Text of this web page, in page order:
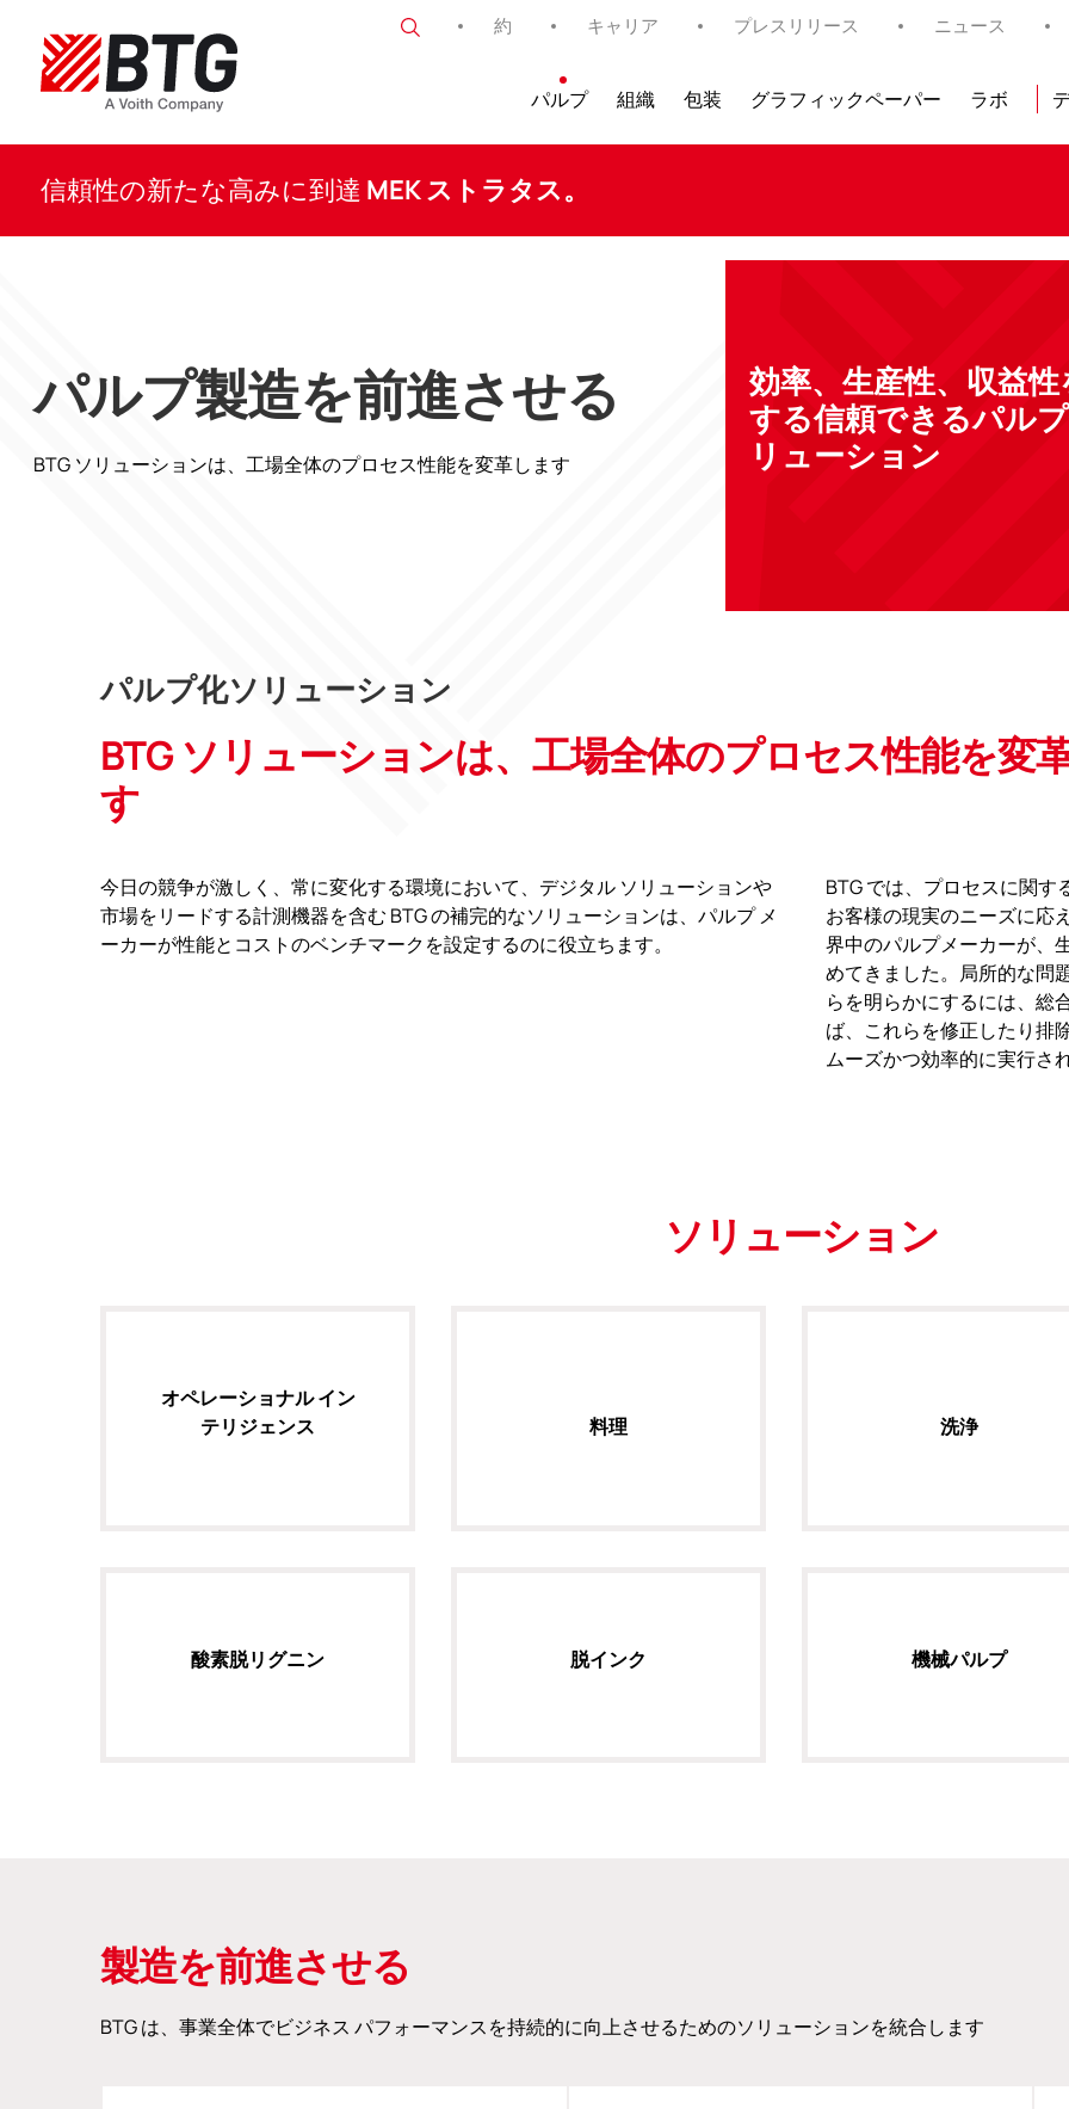
ッ
約 キャリア プレスリリース ニュース
パルプ 組織 包装 グラフィックペーパー ラボ
信頼性の新たな高みに到達 MEK ストラタス。
パルプ製造を前進させる
BTG ソリューションは、工場全体のプロセス性能を変革します
効率、生産性、収益
する信頼できるパル
リューション
パルプ化ソリューション
BTG ソリューションは、工場全体のプロセス性能を変
す
今日の競争が激しく、常に変化する環境において、デジタル ソリューションや
市場をリードする計測機器を含む BTG の補完的なソリューションは、パルプ メ
ーカーが性能とコストのベンチマークを設定するのに役立ちます。
BTG では、プロセスに関
お客様の現実のニーズに応
界中のパルプメーカーが、
めてきました。局所的な問
らを明らかにするには、総
ば、これらを修正したり排
ムーズかつ効率的に実行さ
ソリューション
オペレーショナル イン
テリジェンス
料理 洗浄
酸素脱リグニン 脱インク 機械パルプ
製造を前進させる
BTG は、事業全体でビジネス パフォーマンスを持続的に向上させるためのソリューションを統合します